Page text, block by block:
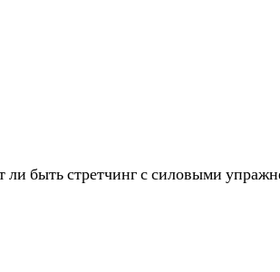
быть стретчинг с силовыми